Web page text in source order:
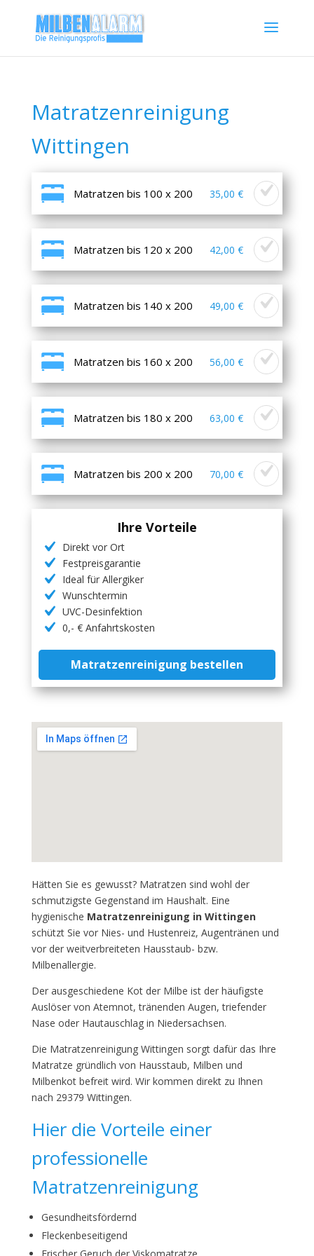
Matratzenreinigung
Wittingen
Matratzen bis 100 x 200 35,00 €
Matratzen bis 120 x 200 42,00 €
Matratzen bis 140 x 200 49,00 €
Matratzen bis 160 x 200 56,00 €
Matratzen bis 180 x 200 63,00 €
Matratzen bis 200 x 200 70,00 €
Ihre Vorteile
Direkt vor Ort
Festpreisgarantie
Ideal für Allergiker
Wunschtermin
UVC-Desinfektion
0,- € Anfahrtskosten
Matratzenreinigung bestellen
Hätten Sie es gewusst? Matratzen sind wohl der
schmutzigste Gegenstand im Haushalt. Eine
hygienische Matratzenreinigung in Wittingen
schützt Sie vor Nies- und Hustenreiz, Augentränen und
vor der weitverbreiteten Hausstaub- bzw.
Milbenallergie.
Der ausgeschiedene Kot der Milbe ist der häufigste
Auslöser von Atemnot, tränenden Augen, triefender
Nase oder Hautauschlag in Niedersachsen.
Die Matratzenreinigung Wittingen sorgt dafür das Ihre
Matratze gründlich von Hausstaub, Milben und
Milbenkot befreit wird. Wir kommen direkt zu Ihnen
nach 29379 Wittingen.
Hier die Vorteile einer
professionelle
Matratzenreinigung
Gesundheitsfördernd
Fleckenbeseitigend